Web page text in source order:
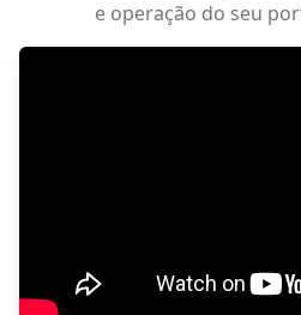
e operação do seu